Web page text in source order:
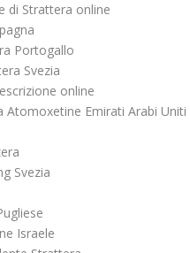
di Strattera online
Portogallo
Svezia
online
Emirati Arabi Uniti
Svezia
Israele